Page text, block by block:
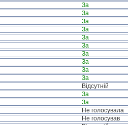
За
За
За
За
За
За
За
За
За
За
Відсутній
За
За
Не голосувала
Не голосував